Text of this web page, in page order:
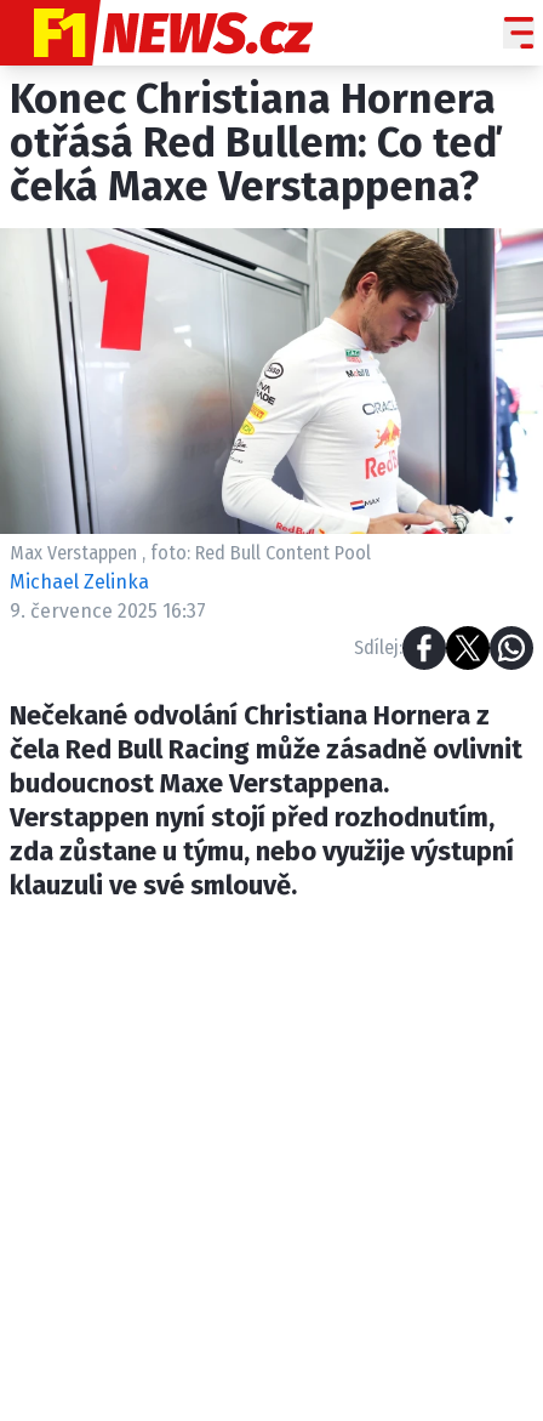
NOVINKY
GRAND PRIX
PADDOCK LINE
HISTORIE GP
PROFILY JEZDCŮ
PROFILY TÝMŮ
ROZHOVORY
OSTATNÍ
SLEDUJTE NÁS NA|
ETICKÝ KODEX
OSOBNÍ ÚDAJE / COOKIES
Provozovatelem serveru F1NEWS.cz je
INCORP MEDIA GROUP s.r.o., IČ: 118 23 054
Konec Christiana Hornera
otřásá Red Bullem: Co teď
čeká Maxe Verstappena?
Max Verstappen , foto: Red Bull Content Pool
Michael Zelinka
9. července 2025 16:37
Sdílej:
Nečekané odvolání Christiana Hornera z
čela Red Bull Racing může zásadně ovlivnit
budoucnost Maxe Verstappena.
Verstappen nyní stojí před rozhodnutím,
zda zůstane u týmu, nebo využije výstupní
klauzuli ve své smlouvě.